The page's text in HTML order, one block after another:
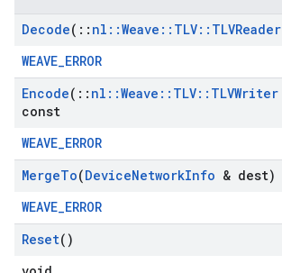
Decode( :: nl ::Weave :: TLV:: TLVReader
WEAVE_ERROR
Encode( :: nl ::Weave :: TLV:: TLVWriter
const
WEAVE_ERROR
MergeTo(DeviceNetworkInfo & dest)
WEAVE_ERROR
Reset()